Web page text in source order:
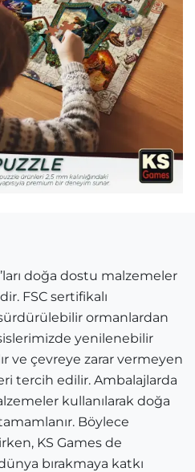
doğa dostu malzemeler
FSC sertifikalı
ormanlardan
yenilenebilir
ve çevreye zarar vermeyen
tercih edilir. Ambalajlarda
kullanılarak doğa
Böylece
KS Games de
bırakmaya katkı